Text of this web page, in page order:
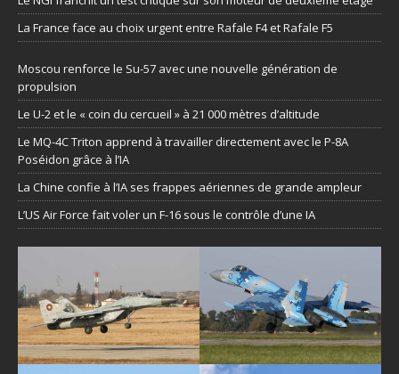
La France face au choix urgent entre Rafale F4 et Rafale F5
Moscou renforce le Su-57 avec une nouvelle génération de
propulsion
Le U-2 et le « coin du cercueil » à 21 000 mètres d’altitude
Le MQ-4C Triton apprend à travailler directement avec le P-8A
Poséidon grâce à l’IA
La Chine confie à l’IA ses frappes aériennes de grande ampleur
L’US Air Force fait voler un F-16 sous le contrôle d’une IA